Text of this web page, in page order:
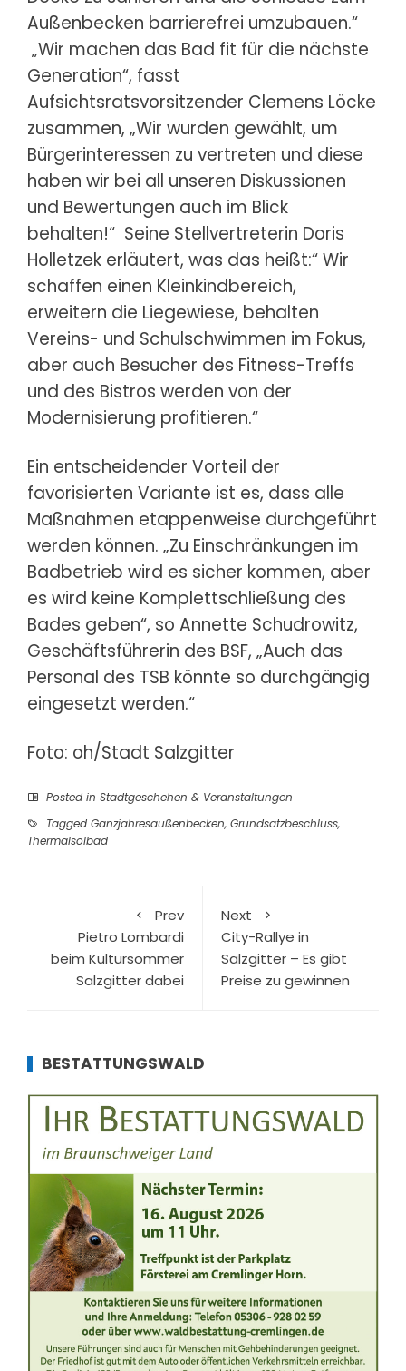
Außenbecken barrierefrei umzubauen.“
„Wir machen das Bad fit für die nächste
Generation“, fasst
Aufsichtsratsvorsitzender Clemens Löcke
zusammen, „Wir wurden gewählt, um
Bürgerinteressen zu vertreten und diese
haben wir bei all unseren Diskussionen
und Bewertungen auch im Blick
behalten!“ Seine Stellvertreterin Doris
Holletzek erläutert, was das heißt:“ Wir
schaffen einen Kleinkindbereich,
erweitern die Liegewiese, behalten
Vereins- und Schulschwimmen im Fokus,
aber auch Besucher des Fitness-Treffs
und des Bistros werden von der
Modernisierung profitieren.“
Ein entscheidender Vorteil der
favorisierten Variante ist es, dass alle
Maßnahmen etappenweise durchgeführt
werden können. „Zu Einschränkungen im
Badbetrieb wird es sicher kommen, aber
es wird keine Komplettschließung des
Bades geben“, so Annette Schudrowitz,
Geschäftsführerin des BSF, „Auch das
Personal des TSB könnte so durchgängig
eingesetzt werden.“
Foto: oh/Stadt Salzgitter
Posted in Stadtgeschehen & Veranstaltungen
Tagged Ganzjahresaußenbecken, Grundsatzbeschluss,
Thermalsolbad
Prev
Pietro Lombardi
beim Kultursommer
Salzgitter dabei
Next
City-Rallye in
Salzgitter – Es gibt
Preise zu gewinnen
BESTATTUNGSWALD